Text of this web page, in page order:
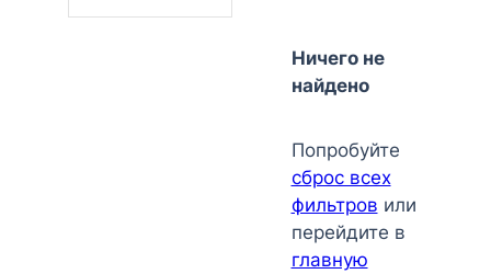
Ничего не
найдено
Попробуйте
сброс всех
фильтров или
перейдите в
главную